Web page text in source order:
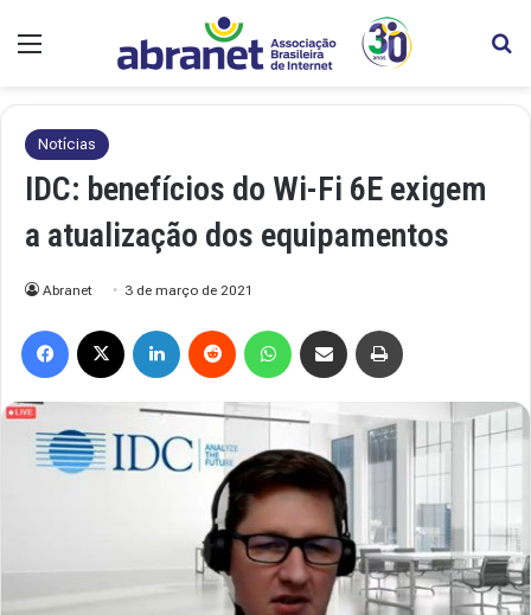
Notícias
IDC: benefícios do Wi-Fi 6E exigem
a atualização dos equipamentos
Abranet 3 de março de 2021